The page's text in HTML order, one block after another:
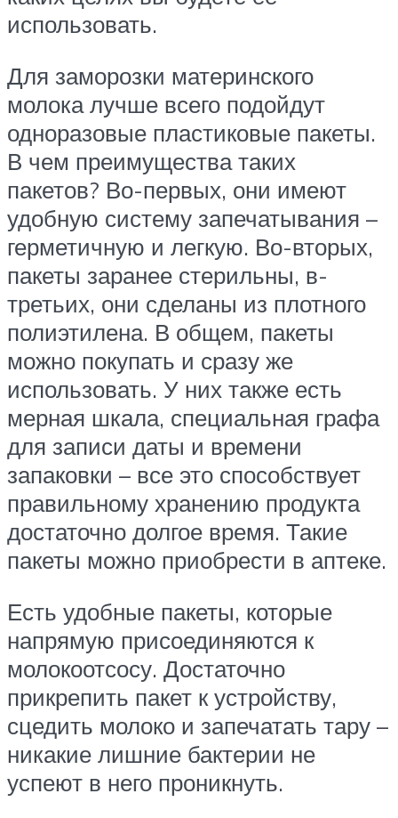
использовать.
Для заморозки материнского
молока лучше всего подойдут
одноразовые пластиковые пакеты.
В чем преимущества таких
пакетов? Во-первых, они имеют
удобную систему запечатывания –
герметичную и легкую. Во-вторых,
пакеты заранее стерильны, в-
третьих, они сделаны из плотного
полиэтилена. В общем, пакеты
можно покупать и сразу же
использовать. У них также есть
мерная шкала, специальная графа
для записи даты и времени
запаковки – все это способствует
правильному хранению продукта
достаточно долгое время. Такие
пакеты можно приобрести в аптеке.
Есть удобные пакеты, которые
напрямую присоединяются к
молокоотсосу. Достаточно
прикрепить пакет к устройству,
сцедить молоко и запечатать тару –
никакие лишние бактерии не
успеют в него проникнуть.